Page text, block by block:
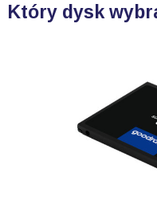
Który dysk